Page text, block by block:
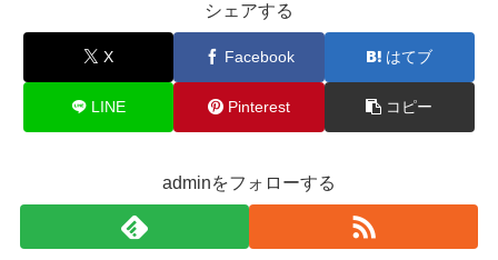
シェアする
X Facebook はてブ
LINE Pinterest コピー
adminをフォローする